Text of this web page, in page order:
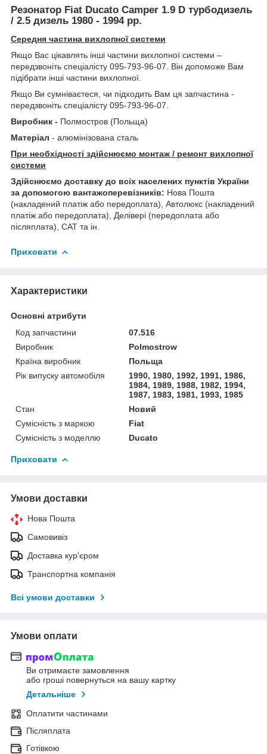
Резонатор Fiat Ducato Camper 1.9 D турбодизель
/ 2.5 дизель 1980 - 1994 рр.
Середня частина вихлопної системи
Якщо Вас цікавлять інші частини вихлопної системи –
передзвоніть спеціалісту 095-793-96-07. Він допоможе Вам
підібрати інші частини вихлопної.
Якщо Ви сумніваєтеся, чи підходить Вам ця запчастина -
передзвоніть спеціалісту 095-793-96-07.
Виробник - Полмостров (Польща)
Матеріал - алюмінізована сталь
При необхідності здійснюємо монтаж / ремонт вихлопної
системи
Здійснюємо доставку до всіх населених пунктів України
за допомогою вантажоперевізників: Нова Пошта
(накладений платіж або передоплата), Автолюкс (накладений
платіж або передоплата), Делівері (передоплата або
післяплата), САТ та ін.
Приховати
Характеристики
Основні атрибути
Код запчастини
07.516
Виробник
Polmostrow
Країна виробник
Польща
Рік випуску автомобіля
1990, 1980, 1992, 1991, 1986,
1984, 1989, 1988, 1982, 1994,
1987, 1983, 1981, 1993, 1985
Стан
Новий
Сумісність з маркою
Fiat
Сумісність з моделлю
Ducato
Приховати
Умови доставки
Нова Пошта
Самовивіз
Доставка кур'єром
Транспортна компанія
Всі умови доставки
Умови оплати
Ви отримаєте замовлення
або гроші повернуться на вашу картку
Детальніше
Оплатити частинами
Післяплата
Готівкою